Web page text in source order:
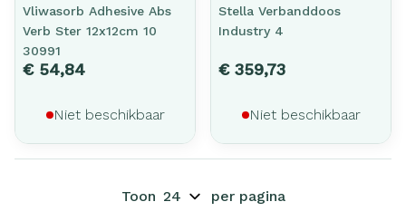
Vliwasorb Adhesive Abs
Verb Ster 12x12cm 10
30991
€ 54,84
Niet beschikbaar
Stella Verbanddoos
Industry 4
€ 359,73
Niet beschikbaar
Toon per pagina